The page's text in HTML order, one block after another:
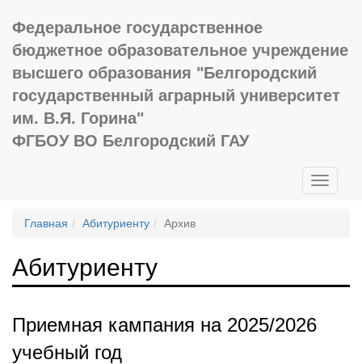
Федеральное государственное
бюджетное образовательное учреждение
высшего образования "Белгородский
государственный аграрный университет
им. В.Я. Горина"
ФГБОУ ВО Белгородский ГАУ
Toggle
Главная
Абитуриенту Архив
Абитуриенту
Приемная кампания на 2025/2026
учебный год